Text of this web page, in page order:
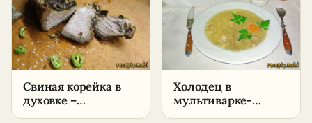
Свиная корейка в
духовке –
Холодец в
мультиварке-